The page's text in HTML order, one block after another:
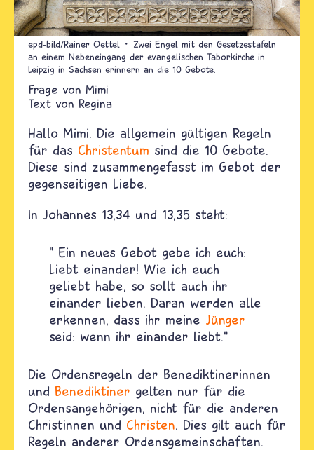
epd-bild/Rainer Oettel
Zwei Engel mit den Gesetzestafeln
an einem Nebeneingang der evangelischen Taborkirche in
Leipzig in Sachsen erinnern an die 10 Gebote.
Mimi
Text von Regina
Hallo Mimi. Die allgemein gültigen Regeln
für das Christentum sind die 10 Gebote.
Diese sind zusammengefasst im Gebot der
gegenseitigen Liebe.
In Johannes 13,34 und 13,35 steht:
" Ein neues Gebot gebe ich euch:
Liebt einander! Wie ich euch
geliebt habe, so sollt auch ihr
einander lieben. Daran werden alle
erkennen, dass ihr meine Jünger
seid: wenn ihr einander liebt.“
Die Ordensregeln der Benediktinerinnen
und Benediktiner gelten nur für die
Ordensangehörigen, nicht für die anderen
Christinnen und Christen. Dies gilt auch für
Regeln anderer Ordensgemeinschaften.